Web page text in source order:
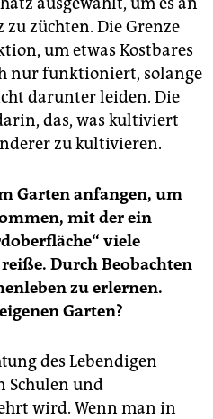
züchten. Die Grenze
um etwas Kostbares
nur funktioniert, solange
darunter leiden. Die
das, was kultiviert
zu kultivieren.
Garten anfangen, um
mit der ein
viele
Durch Beobachten
zu erlernen.
Garten?
des Lebendigen
Schulen und
wird. Wenn man in